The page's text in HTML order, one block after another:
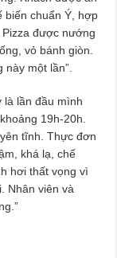
biến chuẩn Ý, hợp
được nướng
vỏ bánh giòn.
này một lần”.
là lần đầu mình
19h-20h.
tĩnh. Thực đơn
khá lạ, chế
hơi thất vọng vì
Nhân viên và